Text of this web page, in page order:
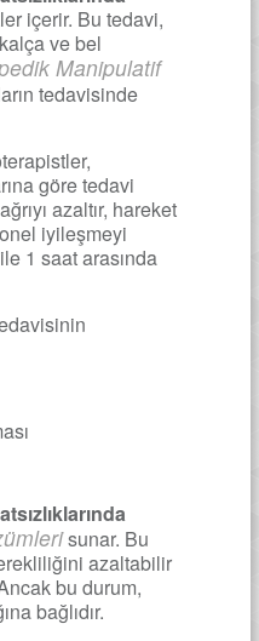
içerir. Bu tedavi,
ve bel
Manipulatif
tedavisinde
göre tedavi
azaltır, hareket
iyileşmeyi
1 saat arasında
sunar. Bu
azaltabilir
bu durum,
bağlıdır.